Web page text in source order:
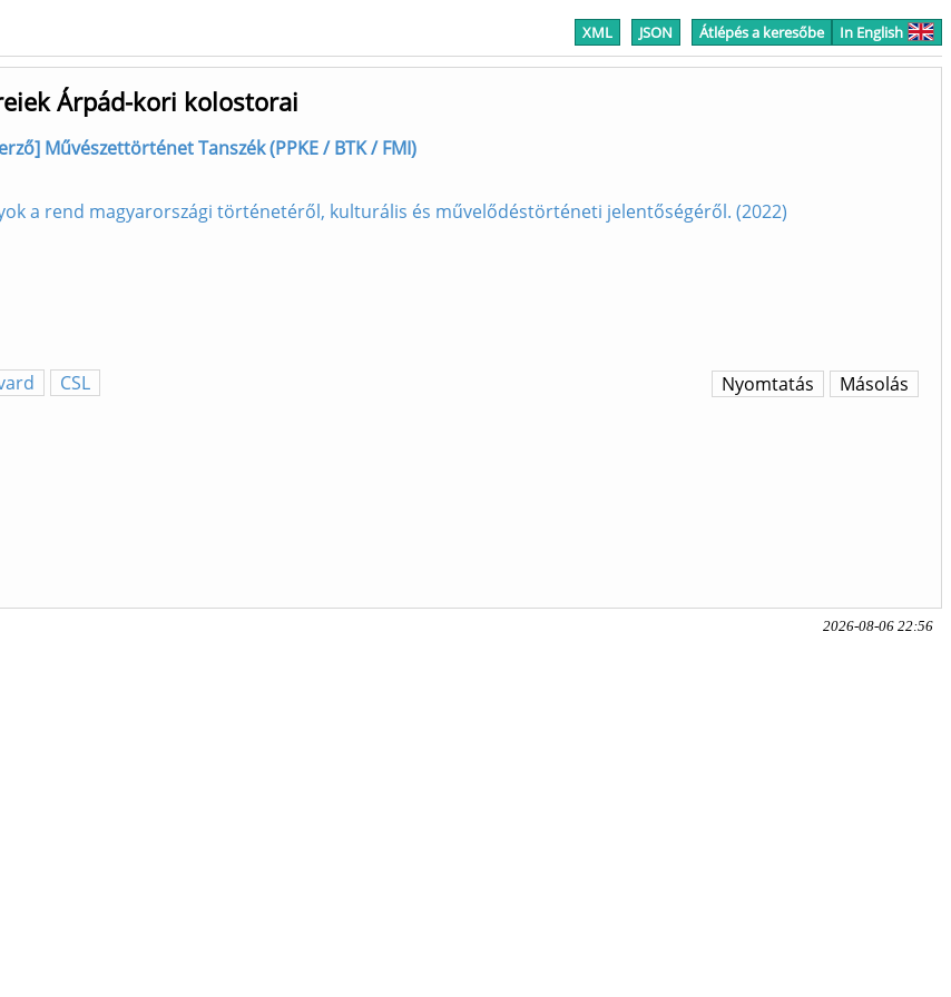
XML JSON Átlépés a keresőbe In English
Árpád-kori kolostorai
Művészettörténet Tanszék (PPKE / BTK / FMI)
a rend magyarországi történetéről, kulturális és művelődéstörténeti jelentőségéről. (2022)
CSL Másolás
Nyomtatás
2026-08-06 22:56